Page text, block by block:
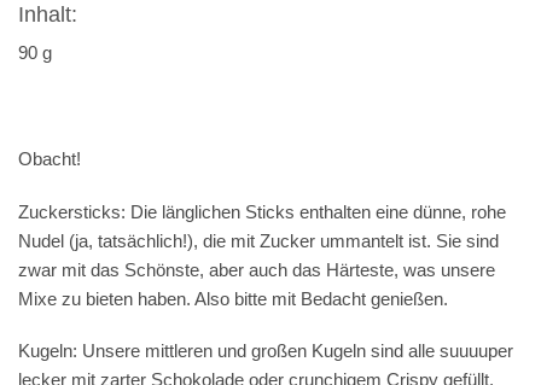
Inhalt:
90 g
Obacht!
Zuckersticks: Die länglichen Sticks enthalten eine dünne, rohe
Nudel (ja, tatsächlich!), die mit Zucker ummantelt ist. Sie sind
zwar mit das Schönste, aber auch das Härteste, was unsere
Mixe zu bieten haben. Also bitte mit Bedacht genießen.
Kugeln: Unsere mittleren und großen Kugeln sind alle suuuuper
lecker mit zarter Schokolade oder crunchigem Crispy gefüllt.